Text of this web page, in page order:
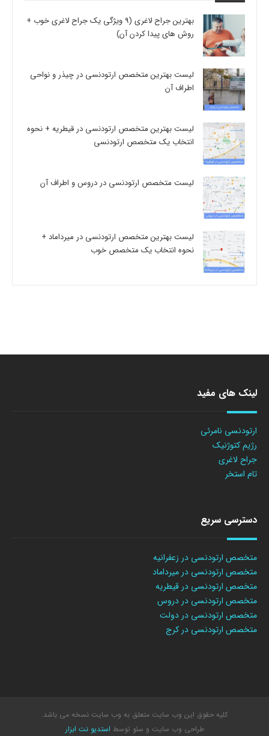
بهترین جراح لاغری (9 ویژگی یک جراح لاغری خوب +
روش های پیدا کردن آن)
لیست بهترین متخصص ارتودنسی در چیذر و نواحی
اطراف آن
لیست بهترین متخصص ارتودنسی در قیطریه + نحوه
انتخاب یک متخصص ارتودنسی
لیست متخصص ارتودنسی در دروس و اطراف آن
لیست بهترین متخصص ارتودنسی در میرداماد +
نحوه انتخاب یک متخصص خوب
لینک های مفید
ارتودنسی نامرئی
رژیم کتوژنیک
جراح لاغری
تام استخر
دسترسی سریع
متخصص ارتودنسی در زعفرانیه
متخصص ارتودنسی در میرداماد
متخصص ارتودنسی در قیطریه
متخصص ارتودنسی در دروس
متخصص ارتودنسی در دولت
متخصص ارتودنسی در کرج
کلیه حقوق این وب سایت متعلق به وب سایت نسخه می باشد.
طراحی وب سایت و سئو توسط استدیو نت ابزار